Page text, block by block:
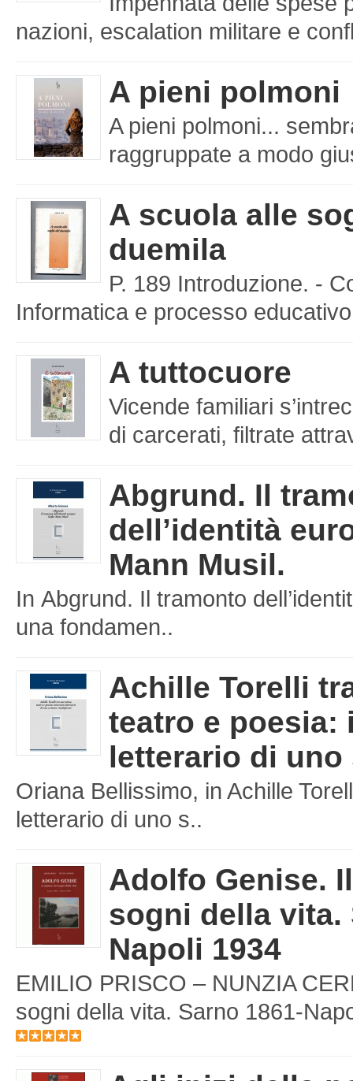
nazioni, escalation militare e
A pieni polmoni
A pieni polmoni...
raggruppate a modo
A scuola alle
duemila
P. 189 Introduzione. -
Informatica e processo
A tuttocuore
Vicende familiari
di carcerati, filtrate
Abgrund. Il
dell’identità
Mann Musil.
In Abgrund. Il tramonto
una fondamen..
Achille Torelli
teatro e poesia:
letterario di uno
Oriana Bellissimo, in Achille
letterario di uno s..
Adolfo Genise.
sogni della vita.
Napoli 1934
EMILIO PRISCO – NUNZIA
sogni della vita. Sarno 1861-